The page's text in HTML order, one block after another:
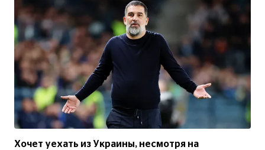
Хочет уехать из Украины, несмотря на